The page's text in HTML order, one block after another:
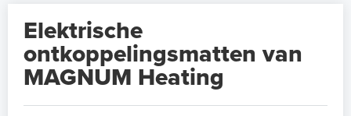
Elektrische
ontkoppelingsmatten van
MAGNUM Heating